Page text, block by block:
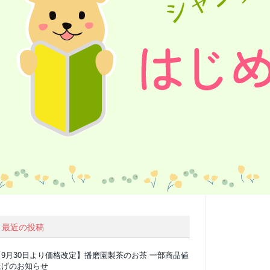
最近の投稿
月30日より価格改定】播磨園製茶のお茶 一部商品値
のお知らせ